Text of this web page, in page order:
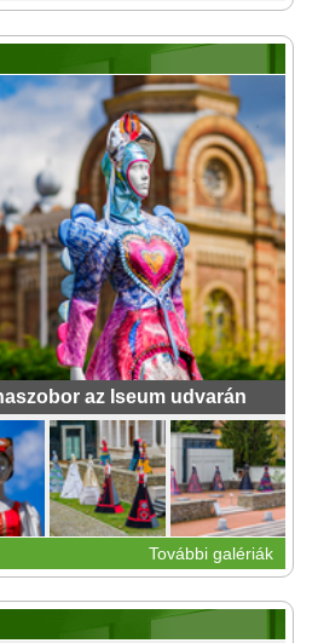
az Iseum udvarán
További galériák